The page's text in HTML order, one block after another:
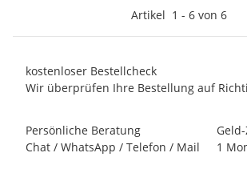
Artikel 1 - 6 von 6
kostenloser Bestellcheck
Wir überprüfen Ihre Bestellung auf
Persönliche Beratung
Chat / WhatsApp / Telefon / Mail
1